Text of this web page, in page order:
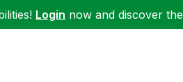
Login now and discover